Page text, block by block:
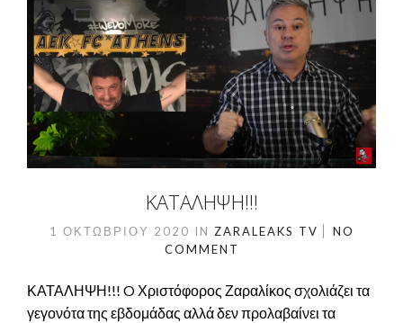
ΚΑΤΑΛΗΨΗ!!!
1 ΟΚΤΩΒΡΊΟΥ 2020 IN ZARALEAKS TV
NO
COMMENT
ΚΑΤΑΛΗΨΗ!!! O Χριστόφορος Ζαραλίκος σχολιάζει τα
γεγονότα της εβδομάδας αλλά δεν προλαβαίνει τα